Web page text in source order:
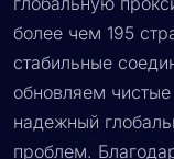
MaskProxy
глобальную
более чем 195
стабильные
обновляем